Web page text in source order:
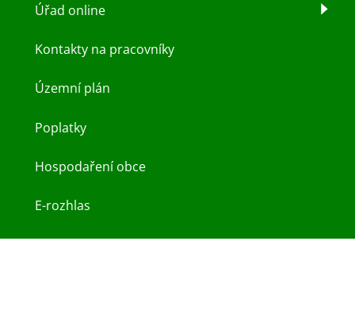
Úřad online
Kontakty na pracovníky
Územní plán
Poplatky
Hospodaření obce
E-rozhlas